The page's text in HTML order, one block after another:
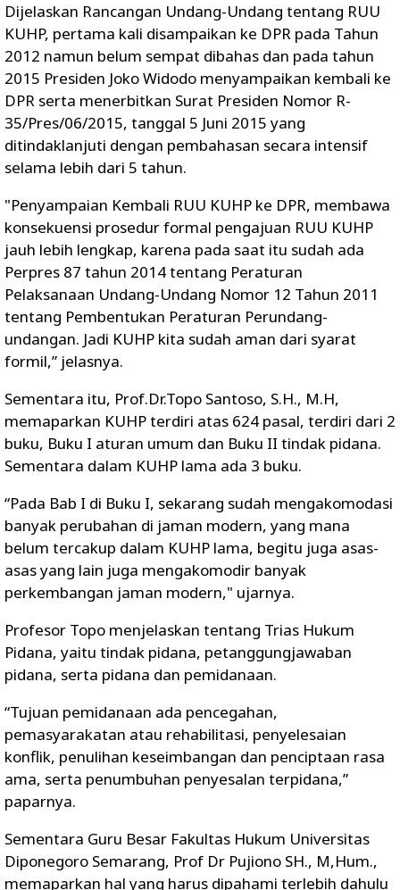
Dijelaskan Rancangan Undang-Undang tentang RUU
KUHP, pertama kali disampaikan ke DPR pada Tahun
2012 namun belum sempat dibahas dan pada tahun
2015 Presiden Joko Widodo menyampaikan kembali ke
DPR serta menerbitkan Surat Presiden Nomor R-
35/Pres/06/2015, tanggal 5 Juni 2015 yang
ditindaklanjuti dengan pembahasan secara intensif
selama lebih dari 5 tahun.
"Penyampaian Kembali RUU KUHP ke DPR, membawa
konsekuensi prosedur formal pengajuan RUU KUHP
jauh lebih lengkap, karena pada saat itu sudah ada
Perpres 87 tahun 2014 tentang Peraturan
Pelaksanaan Undang-Undang Nomor 12 Tahun 2011
tentang Pembentukan Peraturan Perundang-
undangan. Jadi KUHP kita sudah aman dari syarat
formil,” jelasnya.
Sementara itu, Prof.Dr.Topo Santoso, S.H., M.H,
memaparkan KUHP terdiri atas 624 pasal, terdiri dari 2
buku, Buku I aturan umum dan Buku II tindak pidana.
Sementara dalam KUHP lama ada 3 buku.
“Pada Bab I di Buku I, sekarang sudah mengakomodasi
banyak perubahan di jaman modern, yang mana
belum tercakup dalam KUHP lama, begitu juga asas-
asas yang lain juga mengakomodir banyak
perkembangan jaman modern," ujarnya.
Profesor Topo menjelaskan tentang Trias Hukum
Pidana, yaitu tindak pidana, petanggungjawaban
pidana, serta pidana dan pemidanaan.
“Tujuan pemidanaan ada pencegahan,
pemasyarakatan atau rehabilitasi, penyelesaian
konflik, penulihan keseimbangan dan penciptaan rasa
ama, serta penumbuhan penyesalan terpidana,”
paparnya.
Sementara Guru Besar Fakultas Hukum Universitas
Diponegoro Semarang, Prof Dr Pujiono SH., M,Hum.,
memaparkan hal yang harus dipahami terlebih dahulu